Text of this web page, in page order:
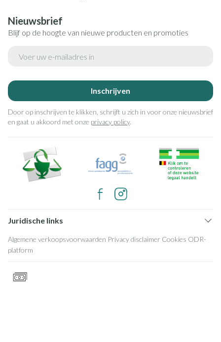
Nieuwsbrief
Blijf op de hoogte van nieuwe producten en promoties
Inschrijven
Door op inschrijven te klikken, schrijft u zich in voor onze nieuwsbrief
en gaat u akkoord met onze privacy policy.
Juridische links
Algemene verkoopsvoorwaarden Privacy disclaimer Cookies ODR-
platform